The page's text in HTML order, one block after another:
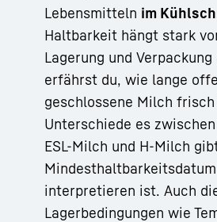
Lebensmitteln im
Haltbarkeit hängt stark
Lagerung und Verpackung
erfährst du, wie lange
geschlossene Milch
Unterschiede es
ESL-Milch und H-Milch
interpretieren ist. Auch
Lagerbedingungen wie